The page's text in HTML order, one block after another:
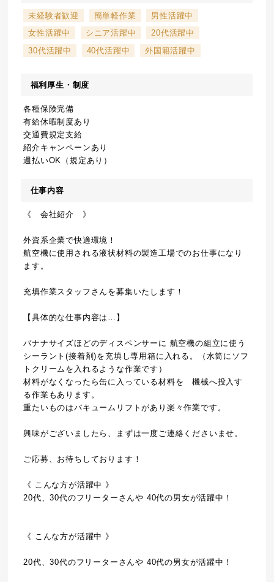
未経験者歓迎 簡単軽作業
男性活躍中
女性活躍中
シニア活躍中
20代活躍中
30代活躍中
40代活躍中 外国籍活躍中
福利厚生・制度
各種保険完備
有給休暇制度あり
交通費規定支給
紹介キャンペーンあり
週払いOK（規定あり）
仕事内容
《 会社紹介 》
外資系企業で快適環境！
航空機に使用される液状材料の製造工場でのお仕事になり
ます。
充填作業スタッフさんを募集いたします！
【具体的な仕事内容は…】
バナナサイズほどのディスペンサーに 航空機の組立に使う
シーラント(接着剤)を充填し専用箱に入れる。（水筒にソフ
トクリームを入れるような作業です）
材料がなくなったら缶に入っている材料を 機械へ投入す
る作業もあります。
重たいものはバキュームリフトがあり楽々作業です。
興味がございましたら、まずは一度ご連絡くださいませ。
ご応募、お待ちしております！
《 こんな方が活躍中 》
20代、30代のフリーターさんや 40代の男女が活躍中！
《 こんな方が活躍中 》
20代、30代のフリーターさんや 40代の男女が活躍中！